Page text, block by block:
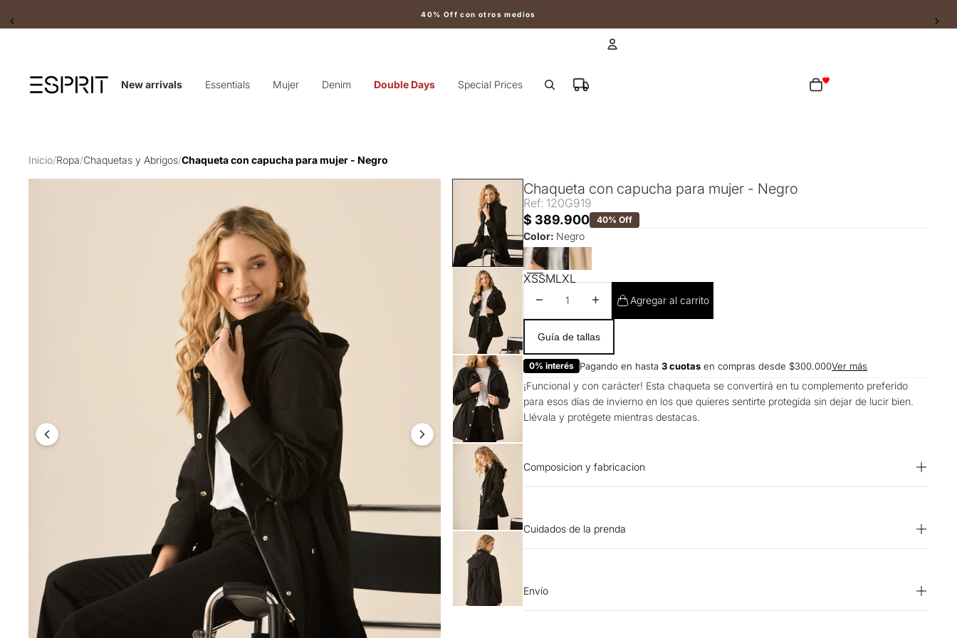
40% Off con otros medios
New arrivals Essentials Mujer Denim Double Days Special Prices
Total de artículos en el carrito: 0
Inicio/Ropa/Chaquetas y Abrigos/Chaqueta con capucha para mujer - Negro
Chaqueta con capucha para mujer - Negro
Ref: 120G919
$ 389.900 40% Off
Color: Negro
XSSMLXL
Disminuir cantidadAumentar cantidad
Agregar al carrito
Guía de tallas
0% interés Pagando en hasta3 cuotas en compras desde $300.000Ver más
¡Funcional y con carácter! Esta chaqueta se convertirá en tu complemento preferido
para esos días de invierno en los que quieres sentirte protegida sin dejar de lucir bien.
Llévala y protégete mientras destacas.
Composicion y fabricacion
Cuidados de la prenda
por experto en cuero CUIDADO TEXTIL PROFESIONAL: No limpieza en seco
Envío